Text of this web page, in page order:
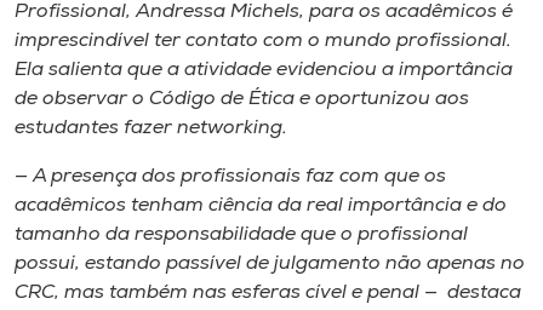
Profissional, Andressa Michels, para os acadêmicos é
imprescindível ter contato com o mundo profissional.
Ela salienta que a atividade evidenciou a importância
de observar o Código de Ética e oportunizou aos
estudantes fazer networking.
— A presença dos profissionais faz com que os
acadêmicos tenham ciência da real importância e do
tamanho da responsabilidade que o profissional
possui, estando passível de julgamento não apenas no
CRC, mas também nas esferas cível e penal — destaca